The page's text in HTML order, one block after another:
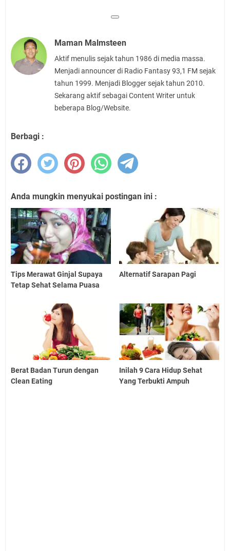
Maman Malmsteen
Aktif menulis sejak tahun 1986 di media massa.
Menjadi announcer di Radio Fantasy 93,1 FM sejak
tahun 1999. Menjadi Blogger sejak tahun 2010.
Sekarang aktif sebagai Content Writer untuk
beberapa Blog/Website.
Berbagi :
Anda mungkin menyukai postingan ini :
Tips Merawat Ginjal Supaya
Tetap Sehat Selama Puasa
Alternatif Sarapan Pagi
Berat Badan Turun dengan
Clean Eating
Inilah 9 Cara Hidup Sehat
Yang Terbukti Ampuh